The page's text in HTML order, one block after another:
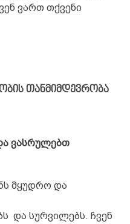
ვართ თქვენი
თანმიმდევრობა
ვასრულებთ
მყუდრო და
და სურვილებს. ჩვენ